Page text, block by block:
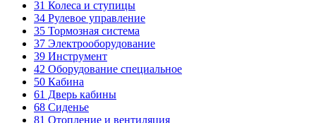
31 Колеса и ступицы
34 Рулевое управление
35 Тормозная система
37 Электрооборудование
39 Инструмент
42 Оборудование специальное
50 Кабина
61 Дверь кабины
68 Сиденье
81 Отопление и вентиляция